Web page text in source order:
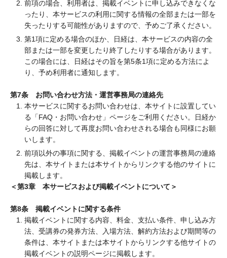
前項の場合、利用者は、掲載イベントに申し込みできなくな
ったり、本サービスの利用に関する情報の全部または一部を
失ったりする可能性がありますので、予めご了承ください。
第1項に定める場合のほか、日経は、本サービスの内容の全
部または一部を変更したり終了したりする場合があります。
この場合には、日経はその旨を第5条1項に定める方法によ
り、予め利用者に通知します。
第7条 お問い合わせ方法・運営事務局の連絡先
本サービスに関するお問い合わせは、本サイトに設置してい
る「FAQ・お問い合わせ」ページをご利用ください。日経か
らの回答に対して再度お問い合わせされる場合も同様にお願
いします。
前項以外の事項に関する、掲載イベントの運営事務局の連絡
先は、本サイトまたは本サイトからリンクする他のサイトに
掲載します。
＜第3章 本サービスおよび掲載イベントについて＞
第8条 掲載イベントに関する条件
掲載イベントに関する内容、料金、支払い条件、申し込み方
法、受講券の発券方法、入場方法、解約方法および期間等の
条件は、本サイトまたは本サイトからリンクする他サイトの
掲載イベントの説明ページに掲載します。